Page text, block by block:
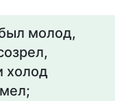
молод,
холод